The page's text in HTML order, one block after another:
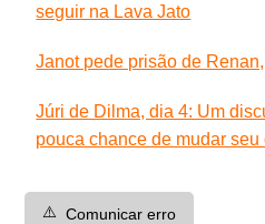
seguir na Lava Jato
Janot pede prisão de
Júri de Dilma, dia 4: Um
pouca chance de mudar seu
⚠️ Comunicar erro